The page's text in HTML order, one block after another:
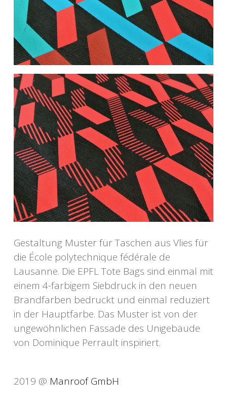
Gestaltung Muster für Taschen aus Vlies für
die École polytechnique fédérale de
Lausanne. Die EPFL Tote Bags sind einmal mit
einem 4-farbigem Siebdruck in den neuen
Brandfarben bedruckt und einmal reduziert
in der Hauptfarbe. Das Muster ist von der
ungewöhnlichen Fassade des Unigebäude
von Dominique Perrault inspiriert.
2019 @ Manroof GmbH